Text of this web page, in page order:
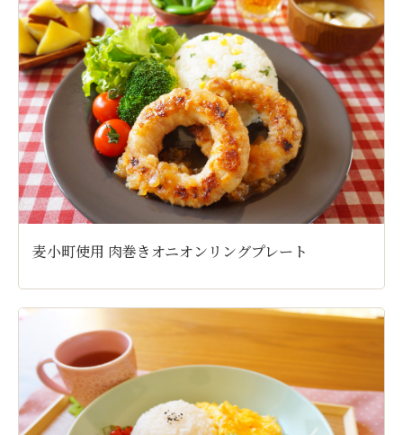
麦小町使用 肉巻きオニオンリングプレート